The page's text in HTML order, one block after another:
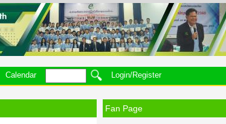
Calendar Login/Register
Fan Page